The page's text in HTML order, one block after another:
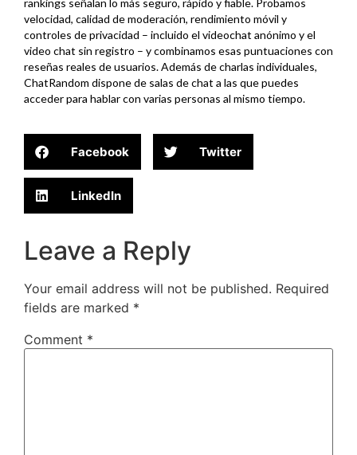
rankings señalan lo más seguro, rápido y fiable. Probamos
velocidad, calidad de moderación, rendimiento móvil y
controles de privacidad – incluido el videochat anónimo y el
video chat sin registro – y combinamos esas puntuaciones con
reseñas reales de usuarios. Además de charlas individuales,
ChatRandom dispone de salas de chat a las que puedes
acceder para hablar con varias personas al mismo tiempo.
Facebook Twitter
LinkedIn
Leave a Reply
Your email address will not be published. Required
fields are marked *
Comment *